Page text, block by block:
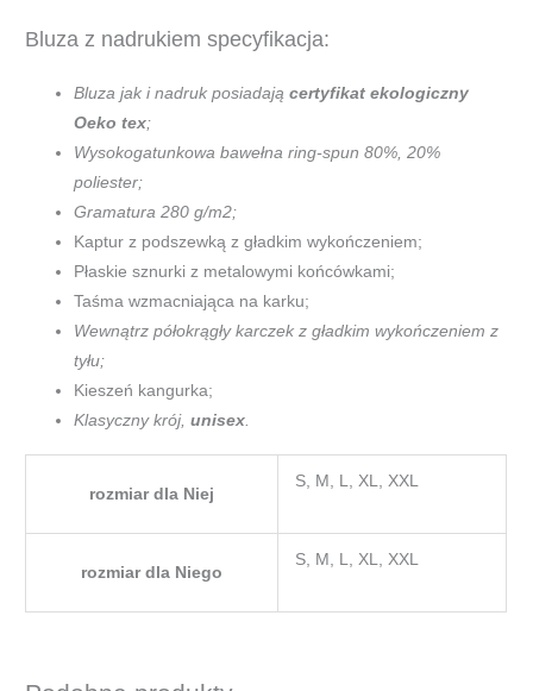
Bluza z nadrukiem specyfikacja:
Bluza jak i nadruk posiadającertyfikat ekologiczny
Oeko tex;
Wysokogatunkowa bawełna ring-spun 80%, 20%
poliester;
Gramatura 280 g/m2;
Kaptur z podszewką z gładkim wykończeniem;
Płaskie sznurki z metalowymi końcówkami;
Taśma wzmacniająca na karku;
Wewnątrz półokrągły karczek z gładkim wykończeniem z
tyłu;
Kieszeń kangurka;
Klasyczny krój,unisex
rozmiar dla Niej
S, M, L, XL, XXL
rozmiar dla Niego
S, M, L, XL, XXL